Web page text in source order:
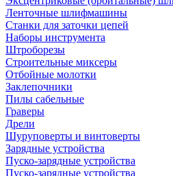
Ленточные шлифмашины
Станки для заточки цепей
Наборы инструмента
Штроборезы
Строительные миксеры
Отбойные молотки
Заклепочники
Пилы сабельные
Граверы
Дрели
Шуруповерты и винтоверты
Зарядные устройства
Пуско-зарядные устройства
Пуско-зарядные устройства